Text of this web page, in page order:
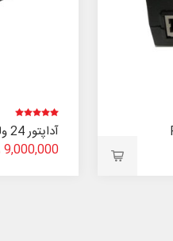
آداپتور 24 ولت 1 آمپر POE
9,000,000 ریال